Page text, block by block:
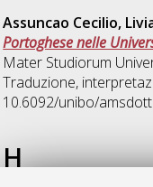
Assuncao Cecilio,
Portoghese nelle
Mater Studiorum
Traduzione,
10.6092/unibo/
H